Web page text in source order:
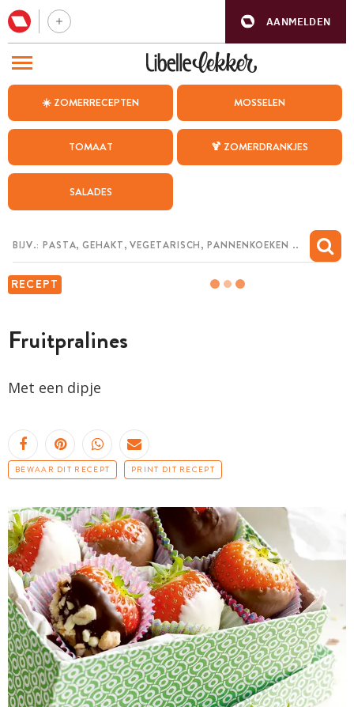
AANMELDEN
☀️ ZOMERRECEPTEN MOSSELEN
TOMAAT 🍹 ZOMERDRANKJES
SALADES
RECEPT
Fruitpralines
Met een dipje
BEWAAR DIT RECEPT PRINT DIT RECEPT
BEZOEK ONZE ANDERE WEBSITES
WEEKMENU
CHAT MET MAIA
MIJN BEWAARDE RECEPTEN